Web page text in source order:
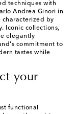
techniques with
Andrea Ginori in
characterized by
Iconic collections,
elegantly
commitment to
tastes while
your
functional